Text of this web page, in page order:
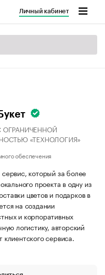
Личный кабинет
«ТЕХНОЛОГИЯ»
обеспечения
который за более
проекта в одну из
цветов и подарков в
на создании
и корпоративных
логистику, авторский
сервиса.